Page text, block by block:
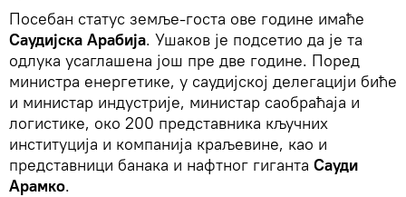
Посебан статус земље-госта ове године имаће
Саудијска Арабија. Ушаков је подсетио да је та
одлука усаглашена још пре две године. Поред
министра енергетике, у саудијској делегацији биће
и министар индустрије, министар саобраћаја и
логистике, око 200 представника кључних
институција и компанија краљевине, као и
представници банака и нафтног гиганта Сауди
Арамко.